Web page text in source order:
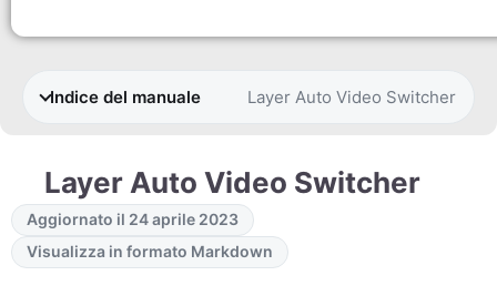
Indice del manuale Layer Auto Video Switcher
Layer Auto Video Switcher
Aggiornato il 24 aprile 2023
Visualizza in formato Markdown